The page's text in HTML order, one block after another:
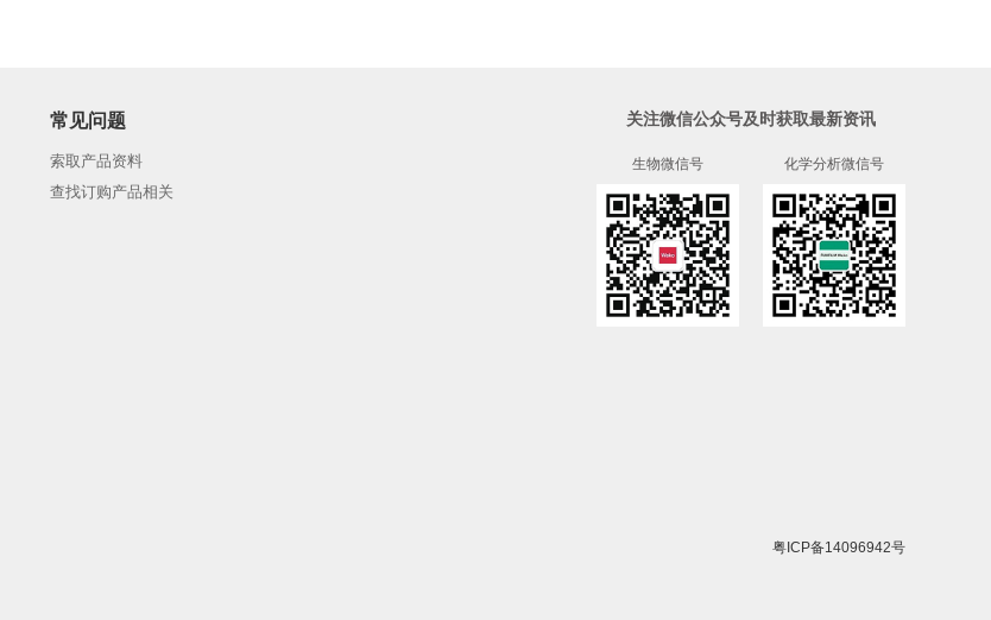
常见问题
索取产品资料
查找订购产品相关
关注微信公众号及时获取最新资讯
生物微信号 化学分析微信号
粤ICP备14096942号